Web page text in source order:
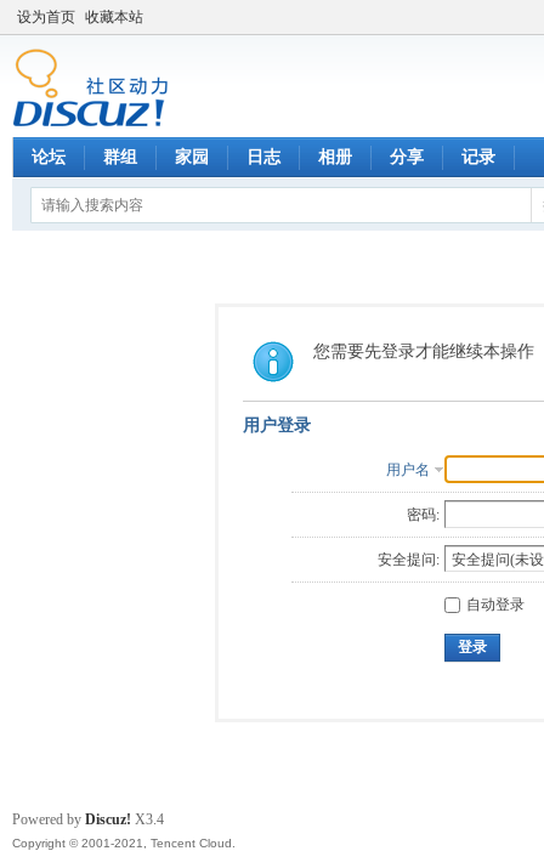
设为首页 收藏本站
论坛 群组 家园 日志 相册 分享 记录
您需要先登录才能继续本操作
用户登录
用户名
密码:
安全提问:
自动登录
登录
Powered by Discuz! X3.4
Copyright © 2001-2021, Tencent Cloud.